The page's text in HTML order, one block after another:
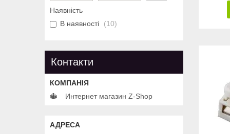
Наявність
В наявності
10
Контакти
Интернет магазин Z-Shop